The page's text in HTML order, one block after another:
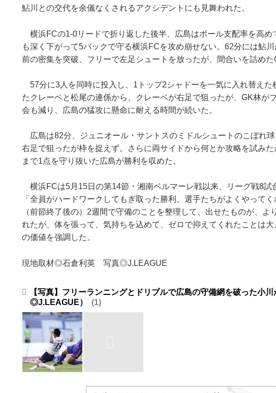
鮎川との交代を余儀なくされるアクシデントにも見舞われた。
横浜FCの1-0リードで折り返した後半、広島はボール支配率を高め
も深く下がって5バックで守る横浜FCを攻め崩せない。62分には鮎
前の密集を突破、フリーで左足シュートを放ったが、間合いを詰めた
57分に3人を同時に投入し、1トップ2シャドーを一気に入れ替えた
たクレーベと松尾の連係から、クレーベが右足で狙ったが、GK林が
会も減り、広島の猛攻に懸命に耐える時間が続いた。
広島は82分、ジュニオール・サントスのミドルシュートのこぼれ
右足で狙ったが枠を捉えず。さらに両サイドから何とか攻略を試み
まで1点を守り抜いた広島が勝利を収めた。
横浜FCは5月15日の第14節・湘南ベルマーレ戦以来、リーグ戦8試
「全員がハードワークしてもぎ取った勝利。選手たちがよくやって
（前節終了後の）2週間で守備のことを整理して、出せたものが、よ
れたが、体を張って、気持ちを込めて、ゼロで抑えてくれたことは
の価値を強調した。
現地取材◎石倉利英 写真◎J.LEAGUE
【写真】フリーランニングとドリブルで広島の守備網を破った小
◎J.LEAGUE）
1